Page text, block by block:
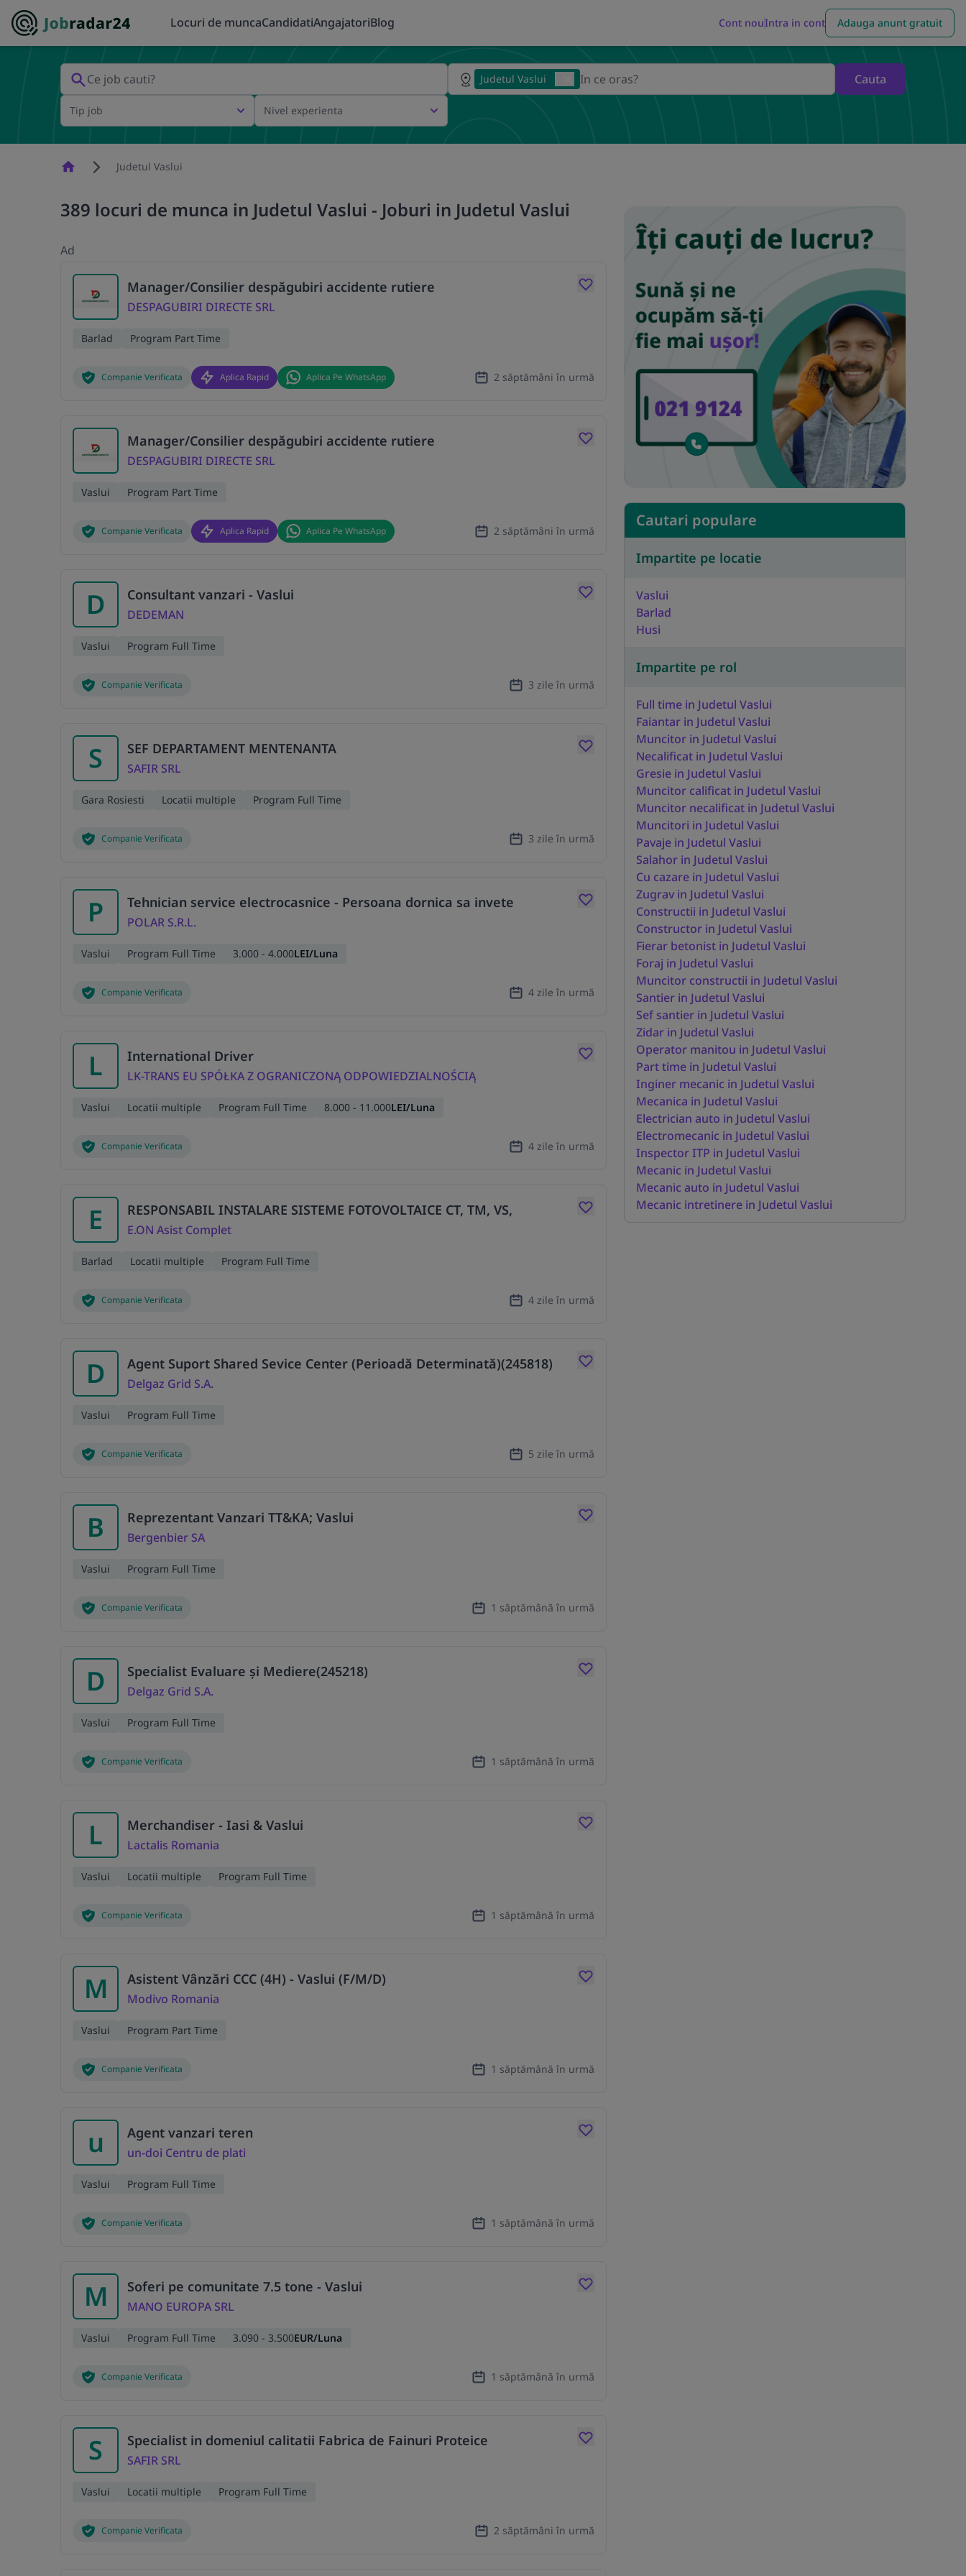
Locuri de muncaCandidatiAngajatoriBlog Cont nouIntra in cont Adauga anunt gratuit
Judetul Vaslui Cauta
Tip job Nivel experienta
HomepageJudetul Vaslui
389 locuri de munca in Judetul Vaslui - Joburi in Judetul Vaslui
Ad
Manager/Consilier despăgubiri accidente rutiere
DESPAGUBIRI DIRECTE SRL
Barlad Program Part Time
Companie Verificata Aplica Rapid Aplica Pe WhatsApp 2 săptămâni în urmă
Manager/Consilier despăgubiri accidente rutiere
DESPAGUBIRI DIRECTE SRL
Vaslui Program Part Time
Companie Verificata Aplica Rapid Aplica Pe WhatsApp 2 săptămâni în urmă
D Consultant vanzari - Vaslui
DEDEMAN
Vaslui Program Full Time
Companie Verificata 3 zile în urmă
S SEF DEPARTAMENT MENTENANTA
SAFIR SRL
Gara Rosiesti Locatii multiple Program Full Time
Companie Verificata 3 zile în urmă
P Tehnician service electrocasnice - Persoana dornica sa invete
POLAR S.R.L.
Vaslui Program Full Time 3.000 - 4.000LEI/Luna
Companie Verificata 4 zile în urmă
L International Driver
LK-TRANS EU SPÓŁKA Z OGRANICZONĄ ODPOWIEDZIALNOŚCIĄ
Vaslui Locatii multiple Program Full Time 8.000 - 11.000LEI/Luna
Companie Verificata 4 zile în urmă
E RESPONSABIL INSTALARE SISTEME FOTOVOLTAICE CT, TM, VS,
E.ON Asist Complet
Barlad Locatii multiple Program Full Time
Companie Verificata 4 zile în urmă
D Agent Suport Shared Sevice Center (Perioadă Determinată)(245818)
Delgaz Grid S.A.
Vaslui Program Full Time
Companie Verificata 5 zile în urmă
B Reprezentant Vanzari TT&KA; Vaslui
Bergenbier SA
Vaslui Program Full Time
Companie Verificata 1 săptămână în urmă
D Specialist Evaluare şi Mediere(245218)
Delgaz Grid S.A.
Vaslui Program Full Time
Companie Verificata 1 săptămână în urmă
L Merchandiser - Iasi & Vaslui
Lactalis Romania
Vaslui Locatii multiple Program Full Time
Companie Verificata 1 săptămână în urmă
M Asistent Vânzări CCC (4H) - Vaslui (F/M/D)
Modivo Romania
Vaslui Program Part Time
Companie Verificata 1 săptămână în urmă
u Agent vanzari teren
un-doi Centru de plati
Vaslui Program Full Time
Companie Verificata 1 săptămână în urmă
M Soferi pe comunitate 7.5 tone - Vaslui
MANO EUROPA SRL
Vaslui Program Full Time 3.090 - 3.500EUR/Luna
Companie Verificata 1 săptămână în urmă
S Specialist in domeniul calitatii Fabrica de Fainuri Proteice
SAFIR SRL
Vaslui Locatii multiple Program Full Time
Companie Verificata 2 săptămâni în urmă
Cautari populare
Impartite pe locatie
Vaslui
Barlad
Husi
Impartite pe rol
Full time in Judetul Vaslui
Faiantar in Judetul Vaslui
Muncitor in Judetul Vaslui
Necalificat in Judetul Vaslui
Gresie in Judetul Vaslui
Muncitor calificat in Judetul Vaslui
Muncitor necalificat in Judetul Vaslui
Muncitori in Judetul Vaslui
Pavaje in Judetul Vaslui
Salahor in Judetul Vaslui
Cu cazare in Judetul Vaslui
Zugrav in Judetul Vaslui
Constructii in Judetul Vaslui
Constructor in Judetul Vaslui
Fierar betonist in Judetul Vaslui
Foraj in Judetul Vaslui
Muncitor constructii in Judetul Vaslui
Santier in Judetul Vaslui
Sef santier in Judetul Vaslui
Zidar in Judetul Vaslui
Operator manitou in Judetul Vaslui
Part time in Judetul Vaslui
Inginer mecanic in Judetul Vaslui
Mecanica in Judetul Vaslui
Electrician auto in Judetul Vaslui
Electromecanic in Judetul Vaslui
Inspector ITP in Judetul Vaslui
Mecanic in Judetul Vaslui
Mecanic auto in Judetul Vaslui
Mecanic intretinere in Judetul Vaslui